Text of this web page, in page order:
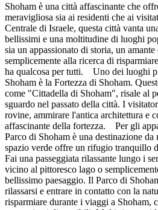
Shoham è una città affascinante che
meravigliosa sia ai residenti che ai
Centrale di Israele, questa città vanta
bellissimi e una moltitudine di luoghi
sia un appassionato di storia, un
semplicemente alla ricerca di
ha qualcosa per tutti. Uno dei luoghi
Shoham è la Fortezza di Shoham.
come "Cittadella di Shoham", risale al
sguardo nel passato della città. I
rovine, ammirare l'antica architettura e
affascinante della fortezza. Per gli
Parco di Shoham è una destinazione
spazio verde offre un rifugio tranquillo
Fai una passeggiata rilassante lungo i
vicino al pittoresco lago o
bellissimo paesaggio. Il Parco di
rilassarsi e entrare in contatto con la
risparmiare durante i viaggi a Shoham,